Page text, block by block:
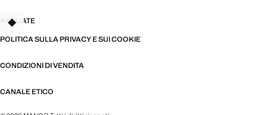
AFFILIATE
POLITICA SULLA PRIVACY E SUI COOKIE
CONDIZIONI DI VENDITA
CANALE ETICO